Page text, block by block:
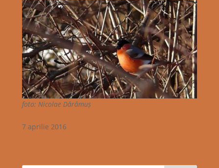
foto: Nicolae Dărămuș
7 aprilie 2016